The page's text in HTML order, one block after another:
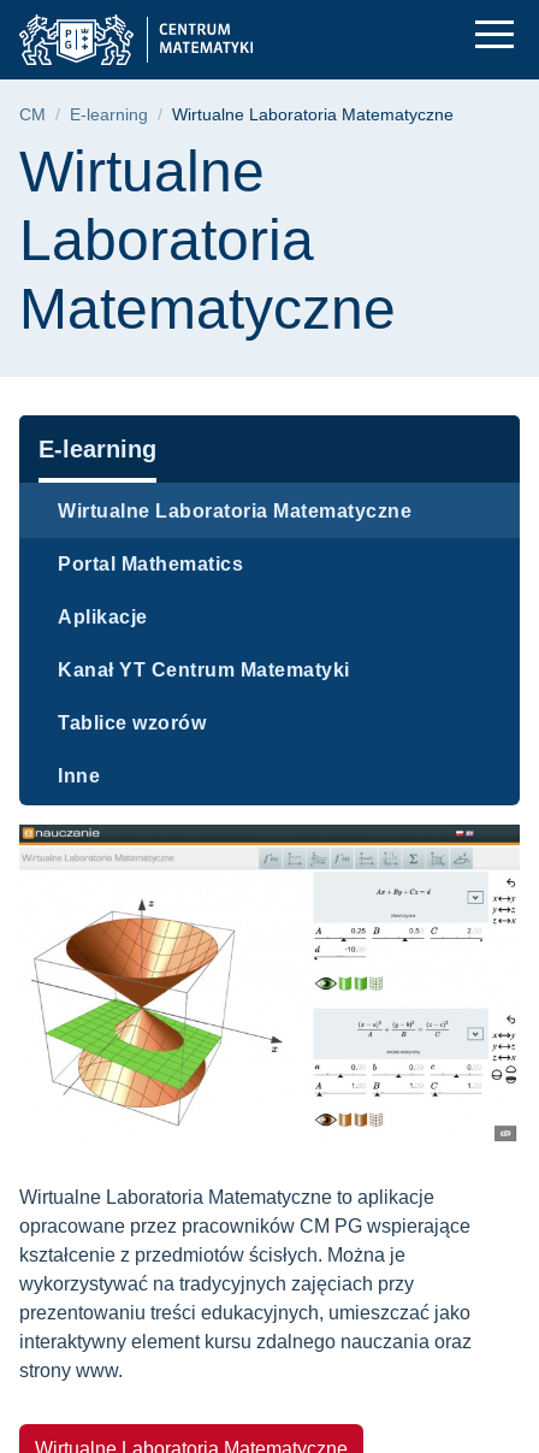
Przejdź
do
menu
Przejdź
do
wyszukiwarki
Przejdź
do
treści
Wirtualne
Ścieżka nawigacyjna
CM E-learning Wirtualne Laboratoria Matematyczne
Treść strony
Wirtualne
Laboratoria
Matematyczne
Nawigacja
E-learning
Wirtualne Laboratoria Matematyczne
Portal Mathematics
Aplikacje
Kanał YT Centrum Matematyki
Tablice wzorów
Inne
Wirtualne Laboratoria Matematyczne to aplikacje
opracowane przez pracowników CM PG wspierające
kształcenie z przedmiotów ścisłych. Można je
wykorzystywać na tradycyjnych zajęciach przy
prezentowaniu treści edukacyjnych, umieszczać jako
interaktywny element kursu zdalnego nauczania oraz
strony www.
Wirtualne Laboratoria Matematyczne